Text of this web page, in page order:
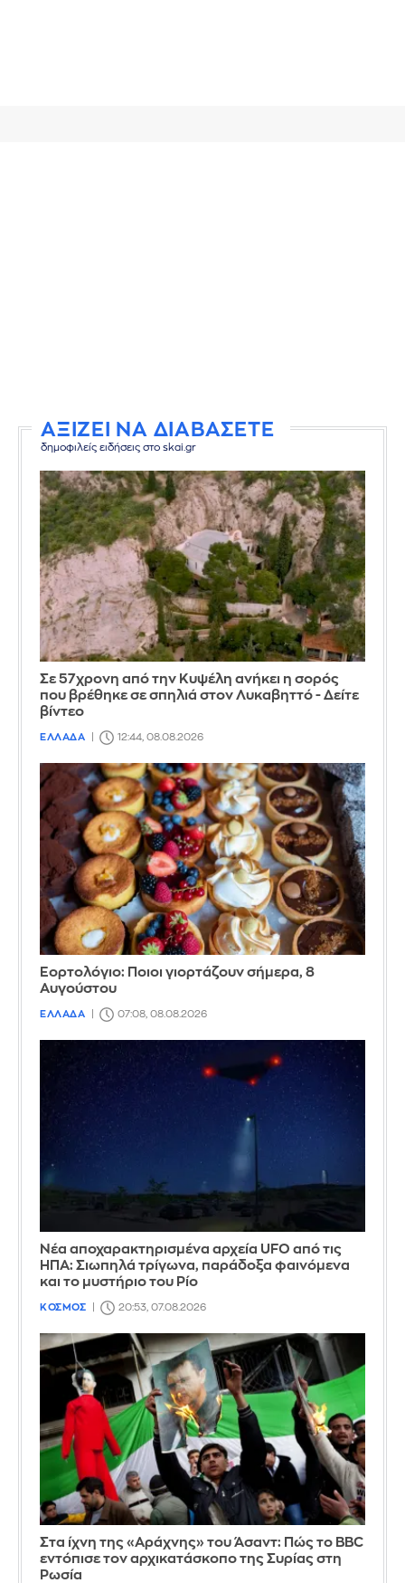
ΑΞΙΖΕΙ ΝΑ ΔΙΑΒΑΣΕΤΕ
δημοφιλείς ειδήσεις στο skai.gr
Σε 57χρονη από την Κυψέλη ανήκει η σορός
που βρέθηκε σε σπηλιά στον Λυκαβηττό - Δείτε
βίντεο
ΕΛΛΑΔΑ 12:44, 08.08.2026
Εορτολόγιο: Ποιοι γιορτάζουν σήμερα, 8
Αυγούστου
ΕΛΛΑΔΑ 07:08, 08.08.2026
Νέα αποχαρακτηρισμένα αρχεία UFO από τις
ΗΠΑ: Σιωπηλά τρίγωνα, παράδοξα φαινόμενα
και το μυστήριο του Ρίο
ΚΟΣΜΟΣ 20:53, 07.08.2026
Στα ίχνη της «Αράχνης» του Άσαντ: Πώς το BBC
εντόπισε τον αρχικατάσκοπο της Συρίας στη
Ρωσία